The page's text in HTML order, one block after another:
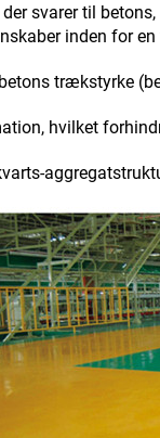
svarer til
inden for
trækstyrke
hvilket